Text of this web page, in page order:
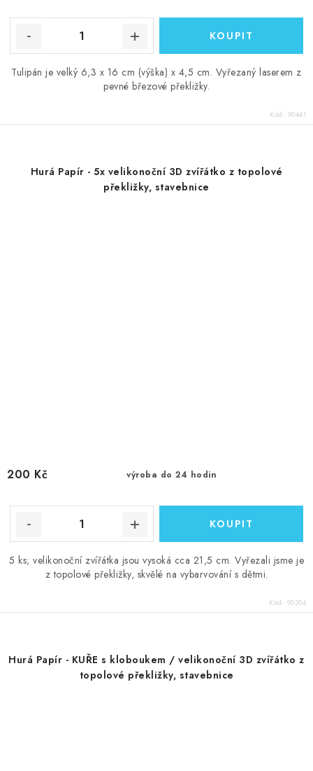
Tulipán je velký 6,3 x 16 cm (výška) x 4,5 cm. Vyřezaný laserem z
pevné březové překližky.
Kód: 90441
Hurá Papír - 5x velikonoční 3D zvířátko z topolové
překližky, stavebnice
výroba do 24 hodin
200 Kč
5 ks; velikonoční zvířátka jsou vysoká cca 21,5 cm. Vyřezali jsme je
z topolové překližky, skvělé na vybarvování s dětmi.
Kód: 90304
Hurá Papír - KUŘE s kloboukem / velikonoční 3D zvířátko z
topolové překližky, stavebnice